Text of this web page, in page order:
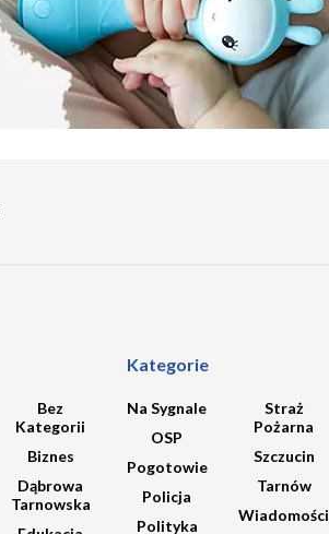
Kategorie
Bez
Kategorii
Biznes
Dąbrowa
Tarnowska
Na Sygnale
OSP
Pogotowie
Policja
Polityka
Straż
Pożarna
Szczucin
Tarnów
Wiadomości